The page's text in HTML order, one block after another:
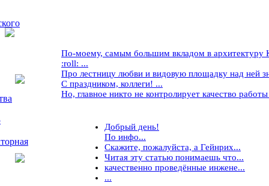
По-моему, самым большим вкладом в архитектуру
:roll: ...
Про лестницу любви и видовую площадку над ней
С праздником, коллеги! ...
Но, главное никто не контролирует качество
Добрый день!
По инфо...
Скажите, пожалуйста, а Гейнрих...
Читая эту статью понимаешь что...
качественно проведённые инжене...
...